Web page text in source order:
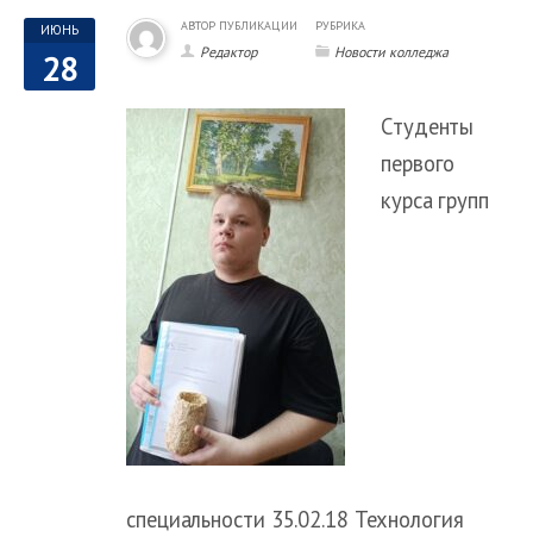
ИЮНЬ
28
АВТОР ПУБЛИКАЦИИ
Редактор
РУБРИКА
Новости колледжа
Студенты
первого
курса групп
специальности 35.02.18 Технология